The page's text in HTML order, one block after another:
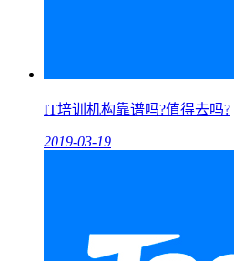
IT培训机构靠谱吗?值得去吗?
2019-03-19